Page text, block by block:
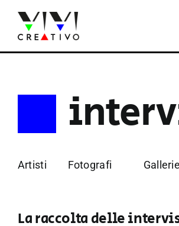
contenuto
Artisti Fotografi
La raccolta delle